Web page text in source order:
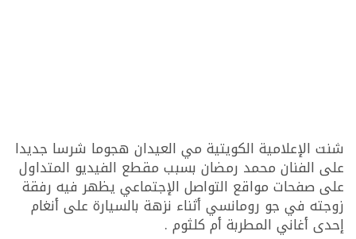
شنت الإعلامية الكويتية مي العيدان هجوما شرسا جديدا
على الفنان محمد رمضان بسبب مقطع الفيديو المتداول
على صفحات مواقع التواصل الإجتماعي يظهر فيه رفقة
زوجته في جو رومانسي أثناء نزهة بالسيارة على أنغام
إحدى أغاني المطربة أم كلثوم .